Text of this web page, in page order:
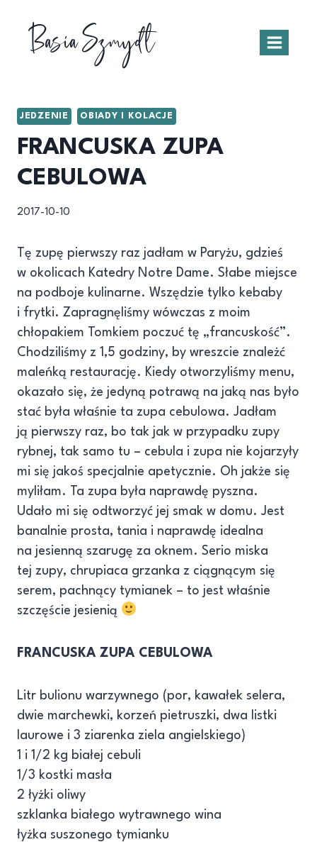
treściBasia Szmydt
JEDZENIE OBIADY I KOLACJE
FRANCUSKA ZUPA
CEBULOWA
2017-10-10
Tę zupę pierwszy raz jadłam w Paryżu, gdzieś
w okolicach Katedry Notre Dame. Słabe miejsce
na podboje kulinarne. Wszędzie tylko kebaby
i frytki. Zapragnęliśmy wówczas z moim
chłopakiem Tomkiem poczuć tę „francuskość”.
Chodziliśmy z 1,5 godziny, by wreszcie znależć
maleńką restaurację. Kiedy otworzyliśmy menu,
okazało się, że jedyną potrawą na jaką nas było
stać była właśnie ta zupa cebulowa. Jadłam
ją pierwszy raz, bo tak jak w przypadku zupy
rybnej, tak samo tu – cebula i zupa nie kojarzyły
mi się jakoś specjalnie apetycznie. Oh jakże się
myliłam. Ta zupa była naprawdę pyszna.
Udało mi się odtworzyć jej smak w domu. Jest
banalnie prosta, tania i naprawdę idealna
na jesienną szarugę za oknem. Serio miska
tej zupy, chrupiaca grzanka z ciągnącym się
serem, pachnący tymianek – to jest właśnie
szczęście jesienią
FRANCUSKA ZUPA CEBULOWA
Litr bulionu warzywnego (por, kawałek selera,
dwie marchewki, korzeń pietruszki, dwa listki
laurowe i 3 ziarenka ziela angielskiego)
1 i 1/2 kg białej cebuli
1/3 kostki masła
2 łyżki oliwy
szklanka białego wytrawnego wina
łyżka suszonego tymianku